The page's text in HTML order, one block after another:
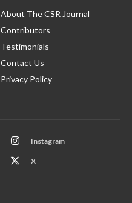
About The CSR Journal
Contributors
Testimonials
Contact Us
Privacy Policy
Instagram
X